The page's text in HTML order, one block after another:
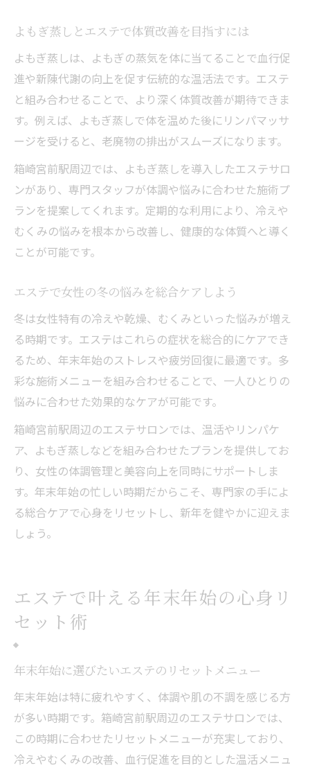
よもぎ蒸しとエステで体質改善を目指すには
よもぎ蒸しは、よもぎの蒸気を体に当てることで血行促
進や新陳代謝の向上を促す伝統的な温活法です。エステ
と組み合わせることで、より深く体質改善が期待できま
す。例えば、よもぎ蒸しで体を温めた後にリンパマッサ
ージを受けると、老廃物の排出がスムーズになります。
箱崎宮前駅周辺では、よもぎ蒸しを導入したエステサロ
ンがあり、専門スタッフが体調や悩みに合わせた施術プ
ランを提案してくれます。定期的な利用により、冷えや
むくみの悩みを根本から改善し、健康的な体質へと導く
ことが可能です。
エステで女性の冬の悩みを総合ケアしよう
冬は女性特有の冷えや乾燥、むくみといった悩みが増え
る時期です。エステはこれらの症状を総合的にケアでき
るため、年末年始のストレスや疲労回復に最適です。多
彩な施術メニューを組み合わせることで、一人ひとりの
悩みに合わせた効果的なケアが可能です。
箱崎宮前駅周辺のエステサロンでは、温活やリンパケ
ア、よもぎ蒸しなどを組み合わせたプランを提供してお
り、女性の体調管理と美容向上を同時にサポートしま
す。年末年始の忙しい時期だからこそ、専門家の手によ
る総合ケアで心身をリセットし、新年を健やかに迎えま
しょう。
エステで叶える年末年始の心身リ
セット術
年末年始に選びたいエステのリセットメニュー
年末年始は特に疲れやすく、体調や肌の不調を感じる方
が多い時期です。箱崎宮前駅周辺のエステサロンでは、
この時期に合わせたリセットメニューが充実しており、
冷えやむくみの改善、血行促進を目的とした温活メニュ